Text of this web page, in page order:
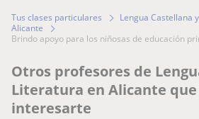
Tus clases particulares
Lengua Castellana
Alicante
brindo apoyo para los niñosas de educación
Otros profesores de
Literatura en Alicante
interesarte